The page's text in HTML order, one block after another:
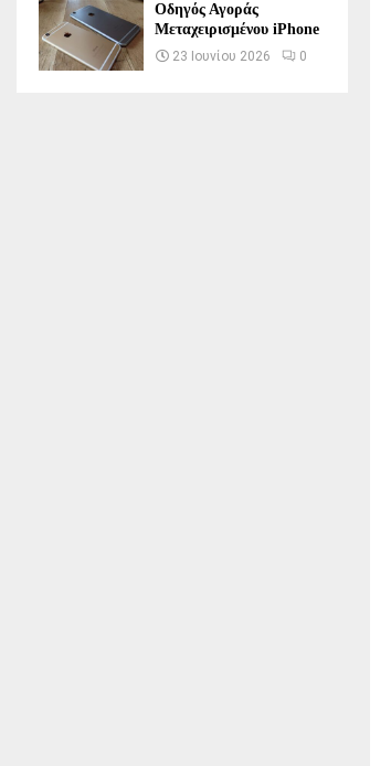
Οδηγός Αγοράς
Μεταχειρισμένου iPhone
23 Ιουνίου 2026 0